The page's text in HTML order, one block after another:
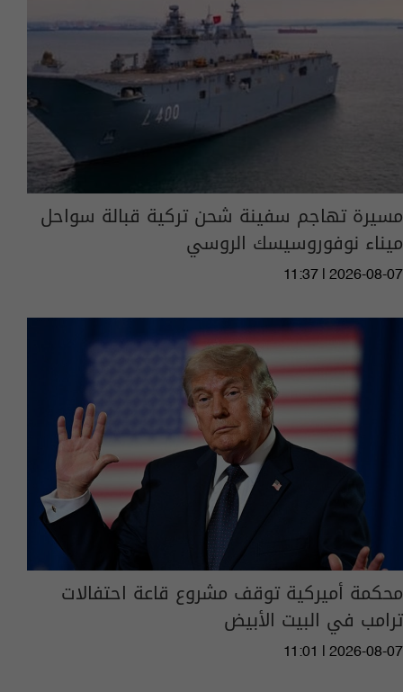
مسيرة تهاجم سفينة شحن تركية قبالة سواحل
ميناء نوفوروسيسك الروسي
11:37 | 2026-08-07
محكمة أميركية توقف مشروع قاعة احتفالات
ترامب في البيت الأبيض
11:01 | 2026-08-07